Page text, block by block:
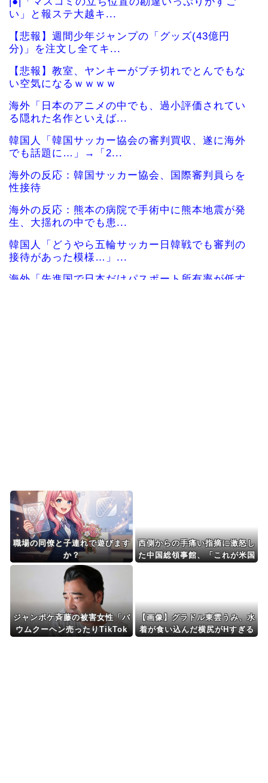
い」と報ステ大越キ...
【悲報】週間少年ジャンプの「グッズ(43億円
分)」を注文し全てキ...
【悲報】教室、ヤンキーがブチ切れでとんでもな
い空気になるｗｗｗｗ
海外「日本のアニメの中でも、過小評価されてい
る隠れた名作といえば...
韓国人「韓国サッカー協会の審判買収、遂に海外
でも話題に…」→「2...
海外の反応：韓国サッカー協会、国際審判員らを
性接待
海外の反応：熊本の病院で手術中に熊本地震が発
生、大揺れの中でも患...
韓国人「どうやら五輪サッカー日韓戦でも審判の
接待があった模様…」...
海外「先進国で日本だけパスポート所有率が低す
Powered by livedoor 相互RSS
職場の同僚と子連れで遊びます
か？
西側からの手痛い指摘に激怒し
た中国総領事館、「これが米国
ジャンポケ斉藤の被害女性「バ
ウムクーヘン売ったりTikTok
【画像】グラドル東雲うみ、水
着が食い込んだ横尻がHすぎる